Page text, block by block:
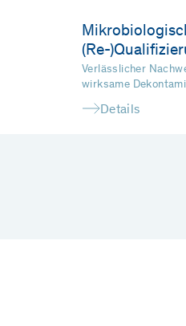
(Re-
Verlässlicher
wirksame
Details